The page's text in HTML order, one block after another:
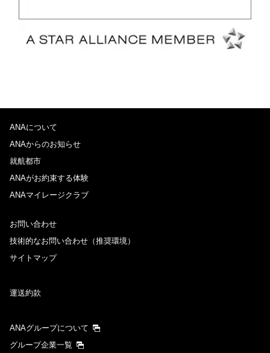
ANAについて
ANAからのお知らせ
就航都市
ANAがお約束する体験
ANAマイレージクラブ
お問い合わせ
技術的なお問い合わせ（推奨環境）
サイトマップ
運送約款
ANAグループについて
グループ企業一覧